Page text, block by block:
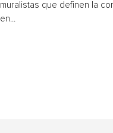
muralistas que definen la
en...